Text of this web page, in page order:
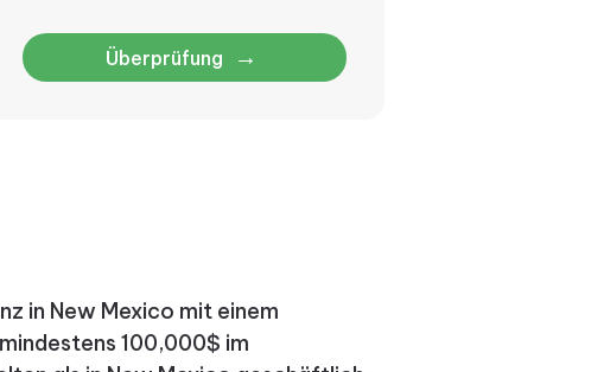
Überprüfung →
in New Mexico mit einem
100,000$ im